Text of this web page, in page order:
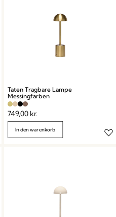
Taten Tragbare Lampe
Messingfarben
749,00 kr.
In den warenkorb